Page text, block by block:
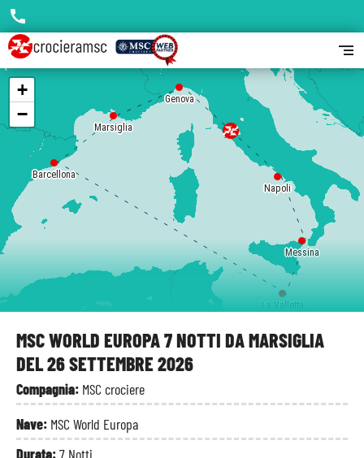
MSC WORLD EUROPA 7 NOTTI DA MARSIGLIA
DEL 26 SETTEMBRE 2026
Compagnia: MSC crociere
Nave: MSC World Europa
Durata:7 Notti
Marsiglia
Genova
Napoli
Messina
La Valletta
Barcellona
+
−
call
segment